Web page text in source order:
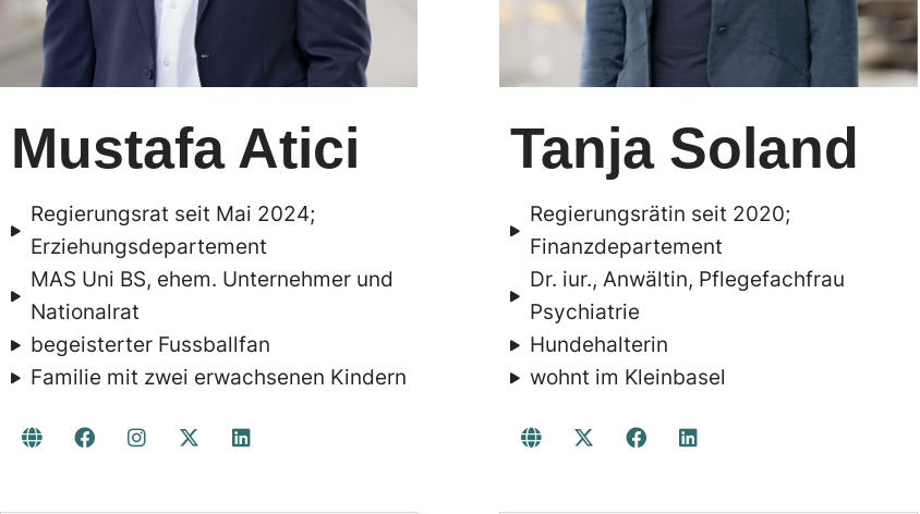
Mustafa Atici
Regierungsrat seit Mai 2024;
Erziehungsdepartement
MAS Uni BS, ehem. Unternehmer und
Nationalrat
begeisterter Fussballfan
Familie mit zwei erwachsenen Kindern
Tanja Soland​
Regierungsrätin seit 2020;
Finanzdepartement
Dr. iur., Anwältin, Pflegefachfrau
Psychiatrie
Hundehalterin
wohnt im Kleinbasel